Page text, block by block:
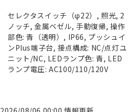
セレクタスイッチ（φ22）, 照光, 2
ノッチ, 金属ベゼル, 手動復帰, 操作
部色: 青（透明）, IP66, プッシュイ
ンPlus端子台, 接点構成: NC/点灯ユ
ニット/NC, LEDランプ色: 青, LED
ランプ電圧: AC100/110/120V